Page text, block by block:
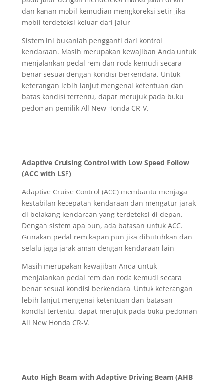
dan kanan mobil kemudian mengkoreksi setir jika
mobil terdeteksi keluar dari jalur.
Sistem ini bukanlah pengganti dari kontrol
kendaraan. Masih merupakan kewajiban Anda untuk
menjalankan pedal rem dan roda kemudi secara
benar sesuai dengan kondisi berkendara. Untuk
keterangan lebih lanjut mengenai ketentuan dan
batas kondisi tertentu, dapat merujuk pada buku
pedoman pemilik All New Honda CR-V.
Adaptive Cruising Control with Low Speed Follow
(ACC with LSF)
Adaptive Cruise Control (ACC) membantu menjaga
kestabilan kecepatan kendaraan dan mengatur jarak
di belakang kendaraan yang terdeteksi di depan.
Dengan sistem apa pun, ada batasan untuk ACC.
Gunakan pedal rem kapan pun jika dibutuhkan dan
selalu jaga jarak aman dengan kendaraan lain.
Masih merupakan kewajiban Anda untuk
menjalankan pedal rem dan roda kemudi secara
benar sesuai kondisi berkendara. Untuk keterangan
lebih lanjut mengenai ketentuan dan batasan
kondisi tertentu, dapat merujuk pada buku pedoman
All New Honda CR-V.
Auto High Beam with Adaptive Driving Beam (AHB